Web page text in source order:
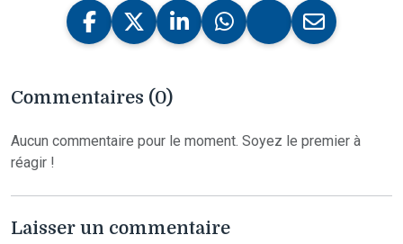
Commentaires (0)
Aucun commentaire pour le moment. Soyez le premier à
réagir !
Laisser un commentaire